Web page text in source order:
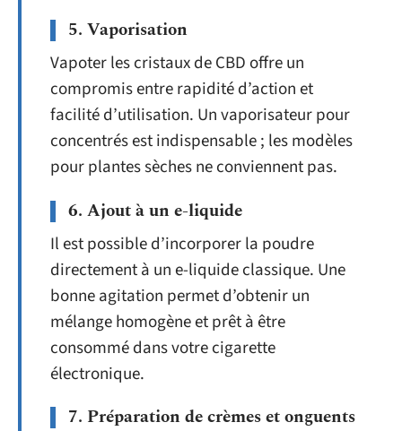
5. Vaporisation
Vapoter les cristaux de CBD offre un
compromis entre rapidité d’action et
facilité d’utilisation. Un vaporisateur pour
concentrés est indispensable ; les modèles
pour plantes sèches ne conviennent pas.
6. Ajout à un e-liquide
Il est possible d’incorporer la poudre
directement à un e-liquide classique. Une
bonne agitation permet d’obtenir un
mélange homogène et prêt à être
consommé dans votre cigarette
électronique.
7. Préparation de crèmes et onguents